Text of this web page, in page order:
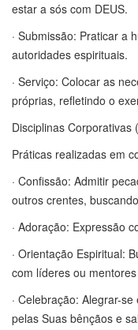
estar a sós com DEUS.
· Submissão: Praticar a
autoridades espirituais.
· Serviço: Colocar as
próprias, refletindo o
Disciplinas Corporativas
Práticas realizadas em
· Confissão: Admitir
outros crentes,
· Adoração: Expressão
· Orientação Espiritual:
com líderes ou
· Celebração: Alegrar-
pelas Suas bênçãos e